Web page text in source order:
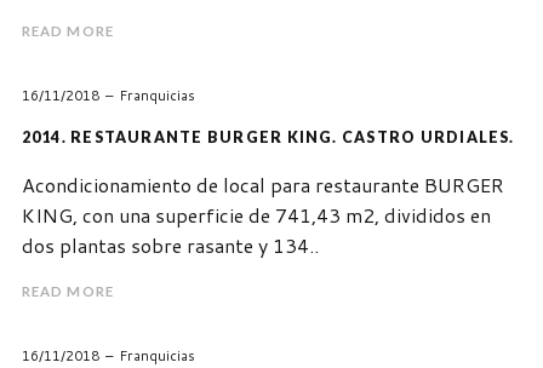
READ MORE
16/11/2018 Franquicias
2014. RESTAURANTE BURGER KING. CASTRO URDIALES.
Acondicionamiento de local para restaurante BURGER
KING, con una superficie de 741,43 m2, divididos en
dos plantas sobre rasante y 134..
READ MORE
16/11/2018 Franquicias